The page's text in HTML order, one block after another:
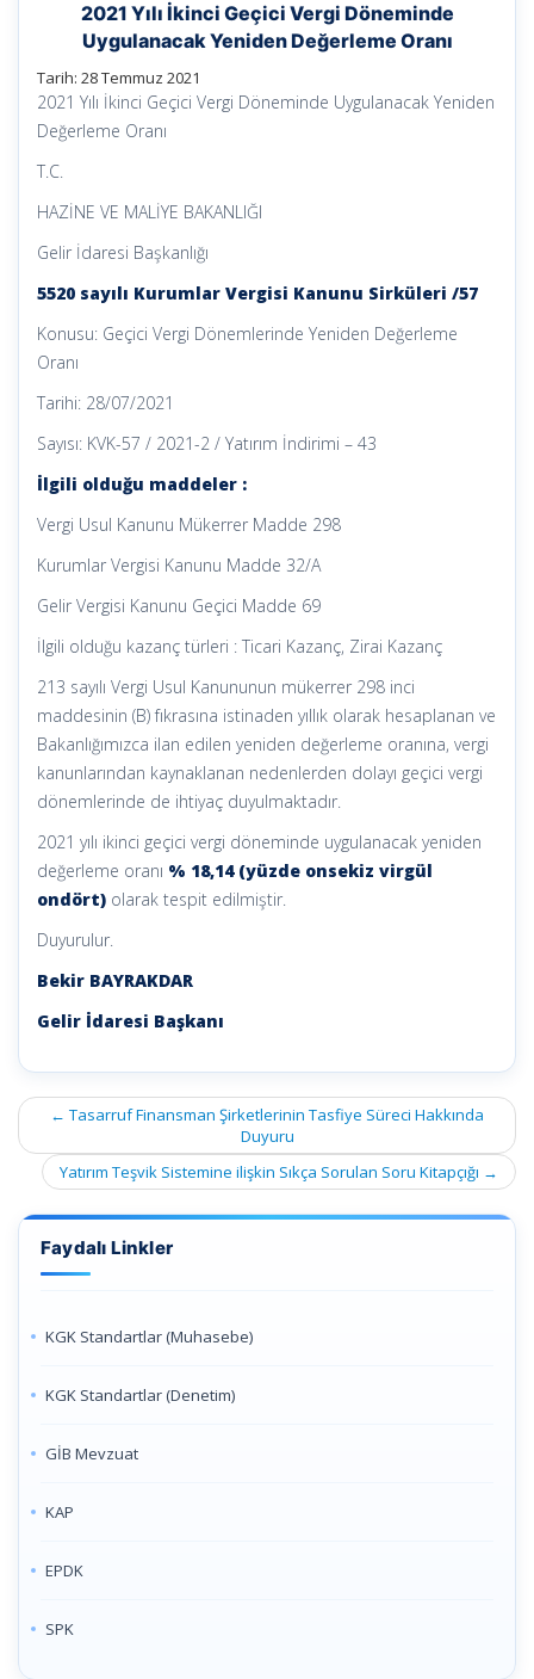
2021 Yılı İkinci Geçici Vergi Döneminde
Uygulanacak Yeniden Değerleme Oranı
Tarih: 28 Temmuz 2021
2021 Yılı İkinci Geçici Vergi Döneminde Uygulanacak Yeniden
Değerleme Oranı
T.C.
HAZİNE VE MALİYE BAKANLIĞI
Gelir İdaresi Başkanlığı
5520 sayılı Kurumlar Vergisi Kanunu Sirküleri /57
Konusu: Geçici Vergi Dönemlerinde Yeniden Değerleme
Oranı
Tarihi: 28/07/2021
Sayısı: KVK-57 / 2021-2 / Yatırım İndirimi – 43
İlgili olduğu maddeler :
Vergi Usul Kanunu Mükerrer Madde 298
Kurumlar Vergisi Kanunu Madde 32/A
Gelir Vergisi Kanunu Geçici Madde 69
İlgili olduğu kazanç türleri : Ticari Kazanç, Zirai Kazanç
213 sayılı Vergi Usul Kanununun mükerrer 298 inci
maddesinin (B) fıkrasına istinaden yıllık olarak hesaplanan ve
Bakanlığımızca ilan edilen yeniden değerleme oranına, vergi
kanunlarından kaynaklanan nedenlerden dolayı geçici vergi
dönemlerinde de ihtiyaç duyulmaktadır.
2021 yılı ikinci geçici vergi döneminde uygulanacak yeniden
değerleme oranı % 18,14 (yüzde onsekiz virgül
ondört) olarak tespit edilmiştir.
Duyurulur.
Bekir BAYRAKDAR
Gelir İdaresi Başkanı
Post
navigation
← Tasarruf Finansman Şirketlerinin Tasfiye Süreci Hakkında
Duyuru
Yatırım Teşvik Sistemine ilişkin Sıkça Sorulan Soru Kitapçığı →
Faydalı Linkler
KGK Standartlar (Muhasebe)
KGK Standartlar (Denetim)
GİB Mevzuat
KAP
EPDK
SPK